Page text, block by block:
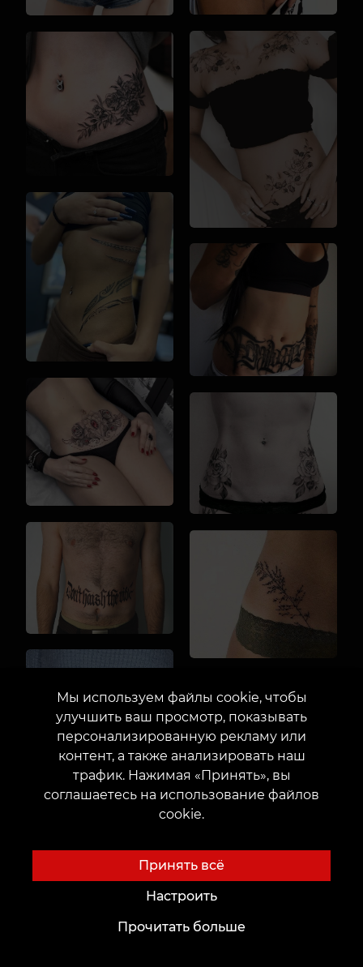
Мы используем файлы cookie, чтобы
улучшить ваш просмотр, показывать
персонализированную рекламу или
контент, а также анализировать наш
трафик. Нажимая «Принять», вы
соглашаетесь на использование файлов
cookie.
Принять всё
Настроить
Прочитать больше